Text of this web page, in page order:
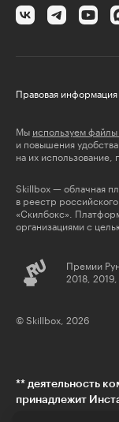
Правовая информация
Мы используем
и повышения
на их использование,
Skillbox — облачная
в реестр
«Скилбокс».
организациями с
Премии
2018,
© Skillbox, 2026
** деятельность
принадлежит